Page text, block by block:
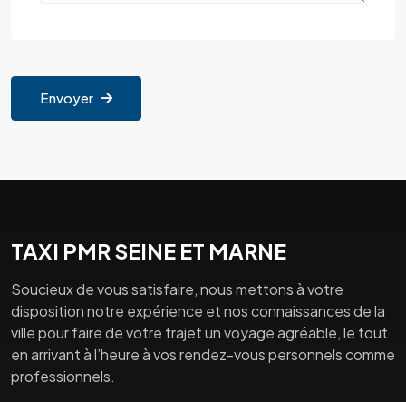
Envoyer
TAXI PMR SEINE ET MARNE
Soucieux de vous satisfaire, nous mettons à votre
disposition notre expérience et nos connaissances de la
ville pour faire de votre trajet un voyage agréable, le tout
en arrivant à l’heure à vos rendez-vous personnels comme
professionnels.